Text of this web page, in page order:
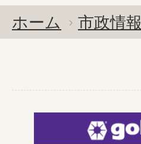
ホーム 市政情報